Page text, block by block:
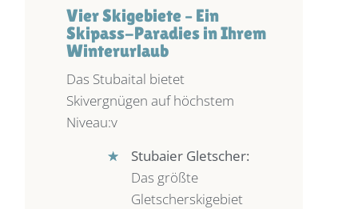
Vier Skigebiete – Ein
Skipass-Paradies in Ihrem
Winterurlaub
Das Stubaital bietet
Skivergnügen auf höchstem
Niveau:v
★
★
Stubaier Gletscher:
Das größte
Gletscherskigebiet